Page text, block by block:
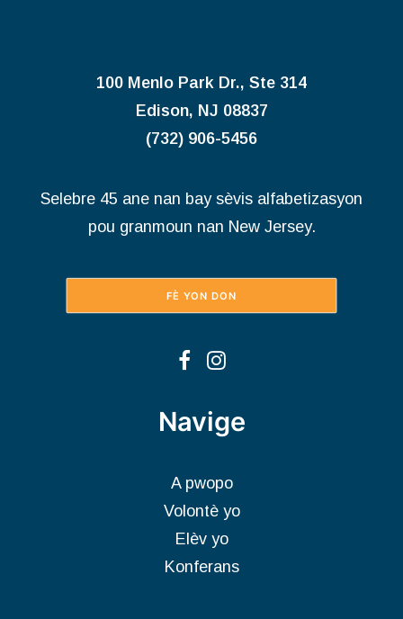
100 Menlo Park Dr., Ste 314
Edison, NJ 08837
(732) 906-5456
Selebre 45 ane nan bay sèvis alfabetizasyon
pou granmoun nan New Jersey.
FÈ YON DON
Navige
A pwopo
Volontè yo
Elèv yo
Konferans